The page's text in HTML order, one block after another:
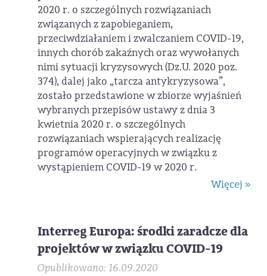
2020 r. o szczególnych rozwiązaniach
związanych z zapobieganiem,
przeciwdziałaniem i zwalczaniem COVID-19,
innych chorób zakaźnych oraz wywołanych
nimi sytuacji kryzysowych (Dz.U. 2020 poz.
374), dalej jako „tarcza antykryzysowa”,
zostało przedstawione w zbiorze wyjaśnień
wybranych przepisów ustawy z dnia 3
kwietnia 2020 r. o szczególnych
rozwiązaniach wspierających realizację
programów operacyjnych w związku z
wystąpieniem COVID-19 w 2020 r.
Więcej »
Interreg Europa: środki zaradcze dla
projektów w związku COVID-19
Opublikowano: 16.09.2020